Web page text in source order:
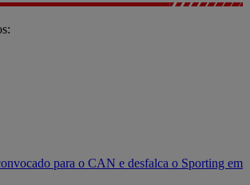
para o CAN e desfalca o Sporting em